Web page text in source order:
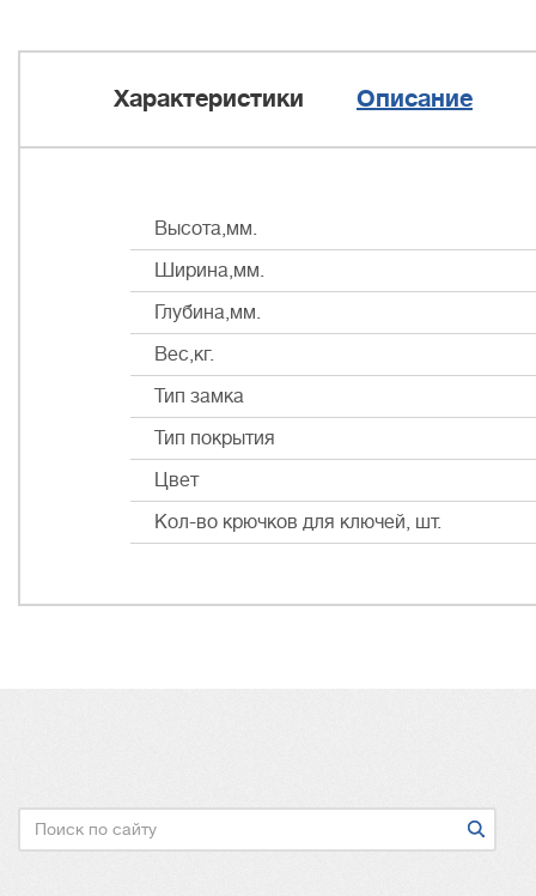
Характеристики Описание
Высота,мм.
Ширина,мм.
Глубина,мм.
Вес,кг.
Тип замка
Тип покрытия
Цвет
Кол-во крючков для ключей, шт.
Поиск